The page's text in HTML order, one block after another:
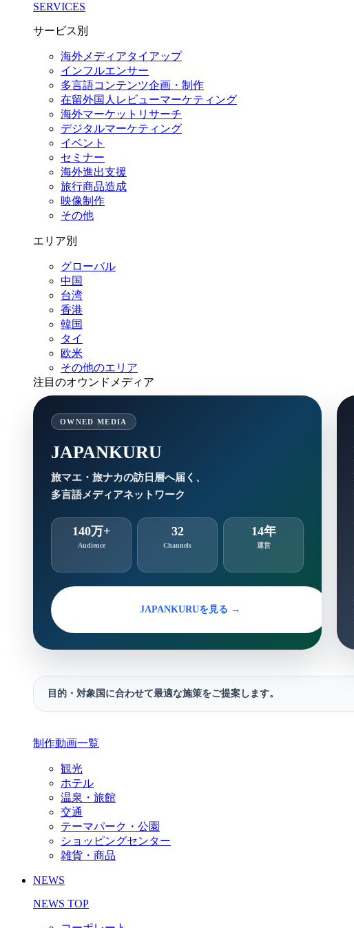
SERVICES
サービス別
海外メディアタイアップ
インフルエンサー
多言語コンテンツ企画・制作
在留外国⼈レビューマーケティング
海外マーケットリサーチ
デジタルマーケティング
イベント
セミナー
海外進出支援
旅行商品造成
映像制作
その他
エリア別
グローバル
中国
台湾
香港
韓国
タイ
欧米
その他のエリア
注目のオウンドメディア
OWNED MEDIA
JAPANKURU
旅マエ・旅ナカの訪日層へ届く、
多言語メディアネットワーク
140万+
Audience
32
Channels
14年
運営
JAPANKURUを見る →
目的・対象国に合わせて最適な施策をご提案します。
制作動画一覧
観光
ホテル
温泉・旅館
交通
テーマパーク・公園
ショッピングセンター
雑貨・商品
NEWS
NEWS TOP